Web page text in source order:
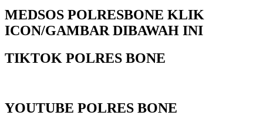
MEDSOS POLRESBONE KLIK
ICON/GAMBAR DIBAWAH INI
TIKTOK POLRES BONE
YOUTUBE POLRES BONE